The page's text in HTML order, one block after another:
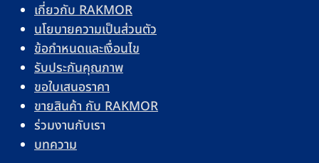
เกี่ยวกับ RAKMOR
นโยบายความเป็นส่วนตัว
ข้อกำหนดและเงื่อนไข
รับประกันคุณภาพ
ขอใบเสนอราคา
ขายสินค้า กับ RAKMOR
ร่วมงานกับเรา
บทความ